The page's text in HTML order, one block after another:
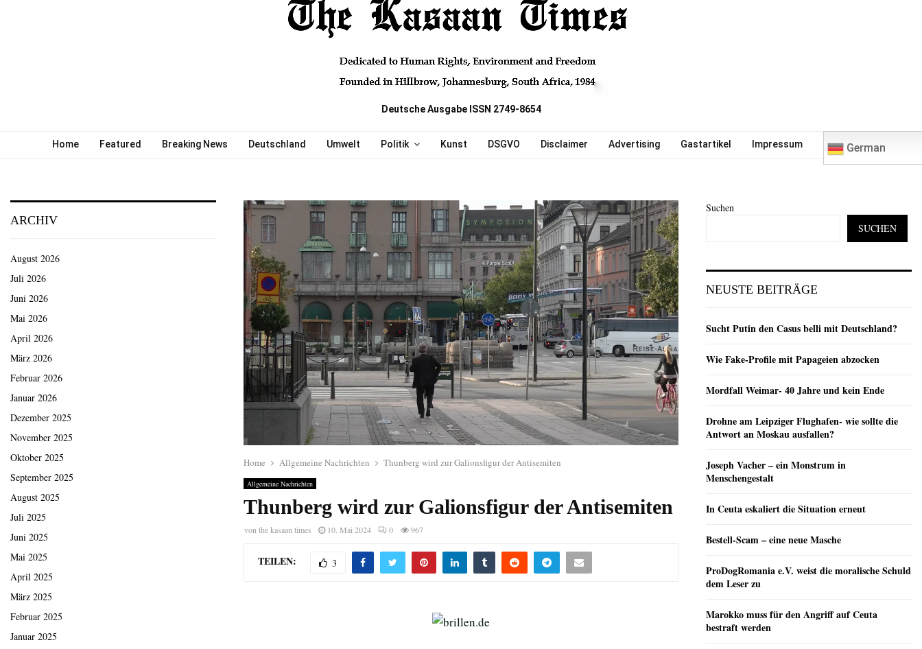
Deutsche Ausgabe ISSN 2749-8654
Home Featured Breaking News Deutschland Umwelt Politik Kunst DSGVO Disclaimer Advertising Gastartikel Impressum German
Home Allgemeine Nachrichten Thunberg wird zur Galionsfigur der Antisemiten
Allgemeine Nachrichten
Thunberg wird zur Galionsfigur der Antisemiten
von the kasaan times 10. Mai 2024 0 967
TEILEN: 3
ARCHIV
August 2026
Juli 2026
Juni 2026
Mai 2026
April 2026
März 2026
Februar 2026
Januar 2026
Dezember 2025
November 2025
Oktober 2025
September 2025
August 2025
Juli 2025
Juni 2025
Mai 2025
April 2025
März 2025
Februar 2025
Januar 2025
Suchen
SUCHEN
NEUSTE BEITRÄGE
Sucht Putin den Casus belli mit Deutschland?
Wie Fake-Profile mit Papageien abzocken
Mordfall Weimar- 40 Jahre und kein Ende
Drohne am Leipziger Flughafen- wie sollte die
Antwort an Moskau ausfallen?
Joseph Vacher – ein Monstrum in
Menschengestalt
In Ceuta eskaliert die Situation erneut
Bestell-Scam – eine neue Masche
ProDogRomania e.V. weist die moralische Schuld
dem Leser zu
Marokko muss für den Angriff auf Ceuta
bestraft werden